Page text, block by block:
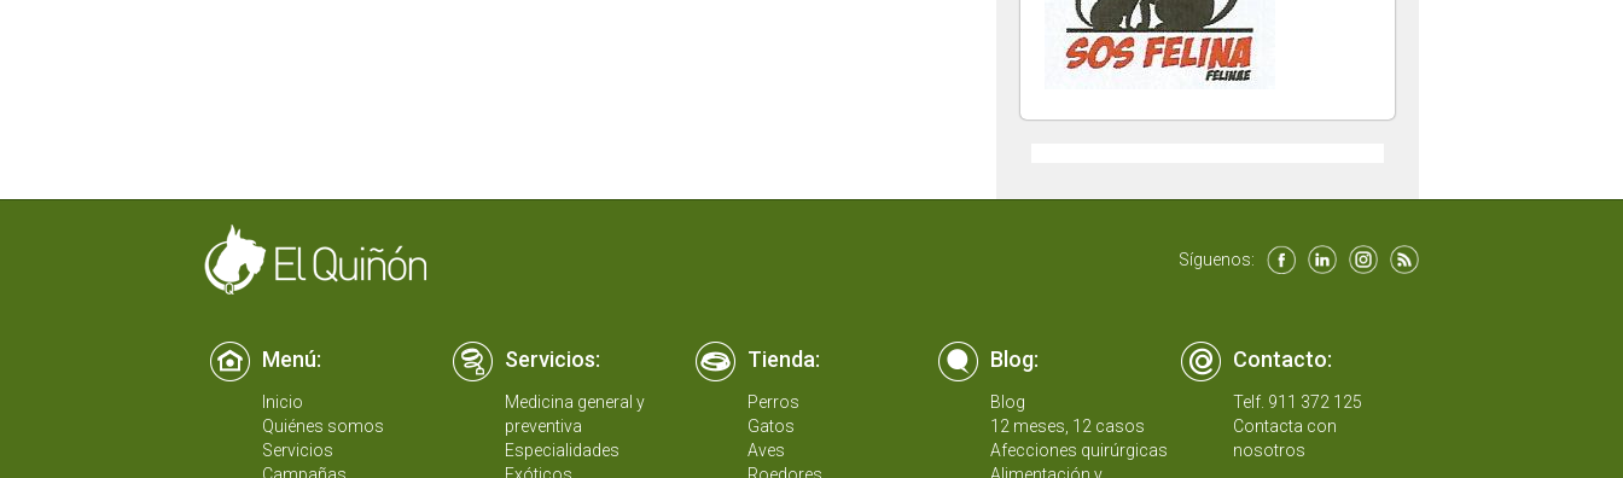
Síguenos:
Menú: Servicios: Tienda: Blog: Contacto:
Inicio
Quiénes somos
Servicios
Medicina general y
preventiva
Especialidades
Perros
Gatos
Aves
Blog
12 meses, 12 casos
Afecciones quirúrgicas
Telf. 911 372 125
Contacta con
nosotros